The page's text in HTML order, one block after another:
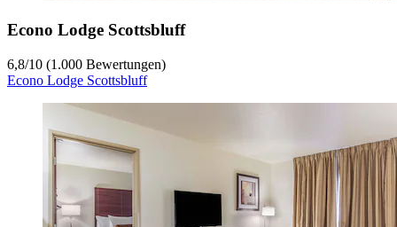
Econo Lodge Scottsbluff
6,8/10 (1.000 Bewertungen)
Econo Lodge Scottsbluff